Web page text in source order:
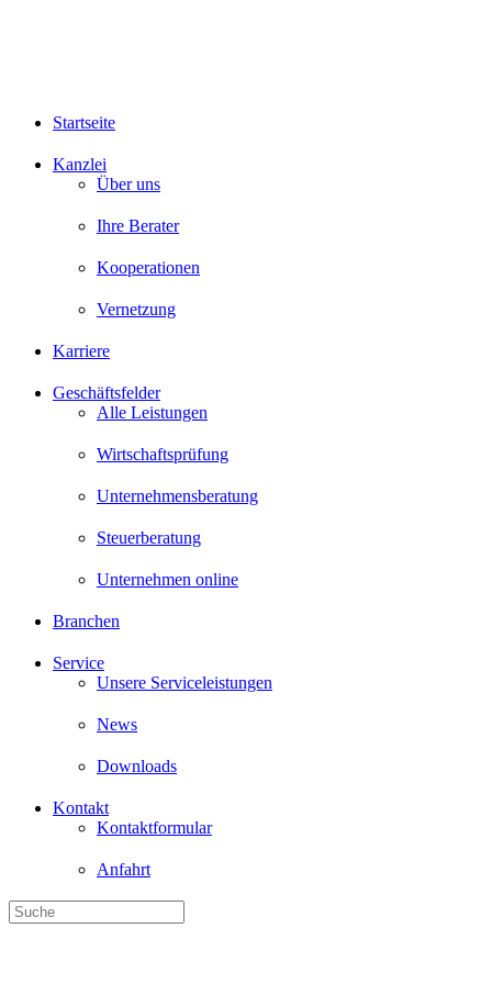
Startseite
Kanzlei
Über uns
Ihre Berater
Kooperationen
Vernetzung
Karriere
Geschäftsfelder
Alle Leistungen
Wirtschaftsprüfung
Unternehmensberatung
Steuerberatung
Unternehmen online
Branchen
Service
Unsere Serviceleistungen
News
Downloads
Kontakt
Kontaktformular
Anfahrt